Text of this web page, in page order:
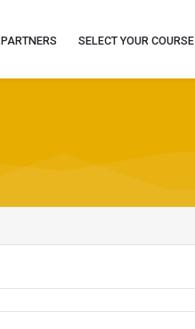
PARTNERS SELECT YOUR COURSE